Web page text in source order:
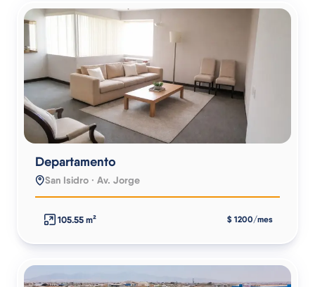
Departamento
San Isidro · Av. Jorge
105.55 m² $ 1200/mes